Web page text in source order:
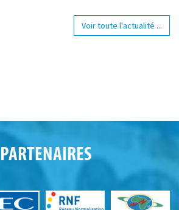
Voir toute l'actualité ...
PARTENAIRES